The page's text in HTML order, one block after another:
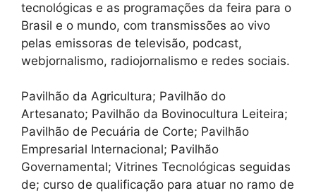
tecnológicas e as programações da feira para o
Brasil e o mundo, com transmissões ao vivo
pelas emissoras de televisão, podcast,
webjornalismo, radiojornalismo e redes sociais.
Pavilhão da Agricultura; Pavilhão do
Artesanato; Pavilhão da Bovinocultura Leiteira;
Pavilhão de Pecuária de Corte; Pavilhão
Empresarial Internacional; Pavilhão
Governamental; Vitrines Tecnológicas seguidas
de; curso de qualificação para atuar no ramo de